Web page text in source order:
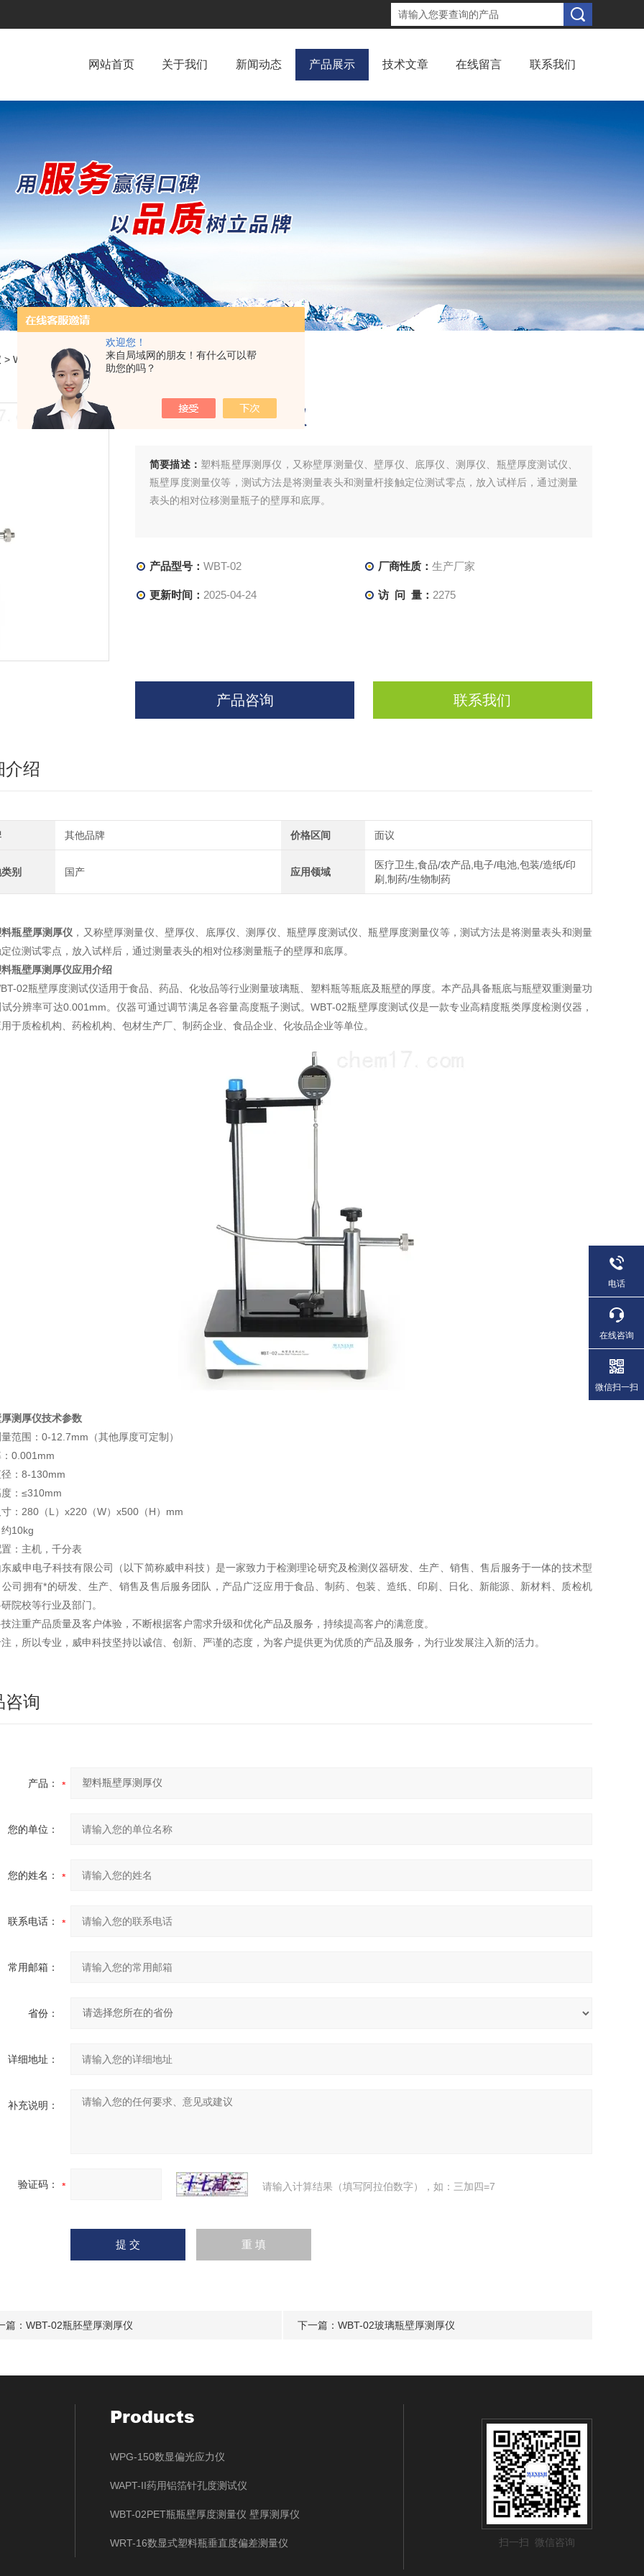
欢迎您！
来自局域网的朋友！有什么可以帮
助您的吗？
网站首页 关于我们 新闻动态 产品展示 技术文章 在线留言 联系我们
> WBT-02塑料瓶壁厚测厚仪
塑料瓶壁厚测厚仪
简要描述： 塑料瓶壁厚测厚仪，又称壁厚测量仪、壁厚仪、底厚仪、测厚仪、瓶壁厚度测试仪、
瓶壁厚度测量仪等，测试方法是将测量表头和测量杆接触定位测试零点，放入试样后，通过测量
表头的相对位移测量瓶子的壁厚和底厚。
产品型号： WBT-02 厂商性质： 生产厂家
更新时间： 2025-04-24 访 问 量： 2275
产品咨询 联系我们
介绍
其他品牌 价格区间 面议
别 国产 应用领域
医疗卫生,食品/农产品,电子/电池,包装/造纸/印
刷,制药/生物制药
瓶壁厚测厚仪 ，又称壁厚测量仪、壁厚仪、底厚仪、测厚仪、瓶壁厚度测试仪、瓶壁厚度测量仪等，测试方法是将测量表头和测量
位测试零点，放入试样后，通过测量表头的相对位移测量瓶子的壁厚和底厚。
瓶壁厚测厚仪应用介绍
02瓶壁厚度测试仪适用于食品、药品、化妆品等行业测量玻璃瓶、塑料瓶等瓶底及瓶壁的厚度。本产品具备瓶底与瓶壁双重测量功
分辨率可达0.001mm。仪器可通过调节满足各容量高度瓶子测试。WBT-02瓶壁厚度测试仪是一款专业高精度瓶类厚度检测仪器，
用于质检机构、药检机构、包材生产厂、制药企业、食品企业、化妆品企业等单位。
测厚仪技术参数
范围：0-12.7mm（其他厚度可定制）
0.001mm
：8-130mm
：≤310mm
：280（L）x220（W）x500（H）mm
10kg
：主机，千分表
东威申电子科技有限公司（以下简称威申科技）是一家致力于检测理论研究及检测仪器研发、生产、销售、售后服务于一体的技术型
司拥有*的研发、生产、销售及售后服务团队，产品广泛应用于食品、制药、包装、造纸、印刷、日化、新能源、新材料、质检机
院校等行业及部门。
技注重产品质量及客户体验，不断根据客户需求升级和优化产品及服务，持续提高客户的满意度。
注，所以专业，威申科技坚持以诚信、创新、严谨的态度，为客户提供更为优质的产品及服务，为行业发展注入新的活力。
咨询
产品：
您的单位：
您的姓名：
联系电话：
常用邮箱：
省份：
详细地址：
补充说明：
验证码： 请输入计算结果（填写阿拉伯数字），如：三加四=7
篇： WBT-02瓶胚壁厚测厚仪 下一篇： WBT-02玻璃瓶壁厚测厚仪
Products
WPG-150数显偏光应力仪
WAPT-II药用铝箔针孔度测试仪
WBT-02PET瓶瓶壁厚度测量仪 壁厚测厚仪
WRT-16数显式塑料瓶垂直度偏差测量仪 扫一扫 微信咨询
电话
在线咨询
微信扫一扫